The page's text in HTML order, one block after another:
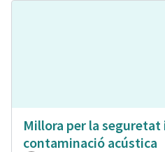
Millora per la seguretat
contaminació acústica